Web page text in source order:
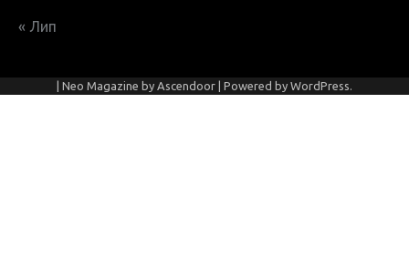
« Лип
| Neo Magazine by Ascendoor | Powered by WordPress